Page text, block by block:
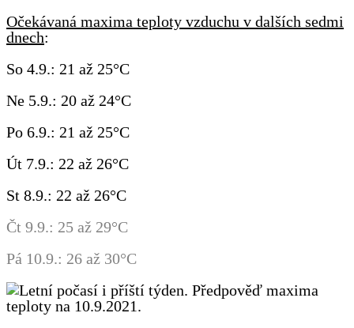
Očekávaná maxima teploty vzduchu v dalších sedmi
dnech:
So 4.9.: 21 až 25°C
Ne 5.9.: 20 až 24°C
Po 6.9.: 21 až 25°C
Út 7.9.: 22 až 26°C
St 8.9.: 22 až 26°C
Čt 9.9.: 25 až 29°C
Pá 10.9.: 26 až 30°C